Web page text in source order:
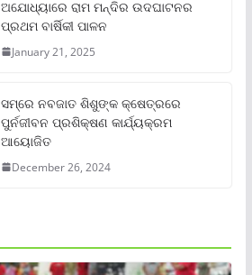
ଅଯୋଧ୍ୟାରେ ରାମ ମନ୍ଦିର ଉଦଘାଟନର
ପ୍ରଥମ ବାର୍ଷିକୀ ପାଳନ
January 21, 2025
ସମ୍‌ରେ ନବଜାତ ଶିଶୁଙ୍କ କ୍ଷେତ୍ରରେ
ପୁର୍ନଜୀବନ ପ୍ରଶିକ୍ଷଣ କାର୍ଯ୍ୟକ୍ରମ
ଆୟୋଜିତ
December 26, 2024